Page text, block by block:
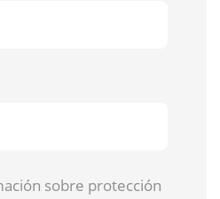
sobre protección